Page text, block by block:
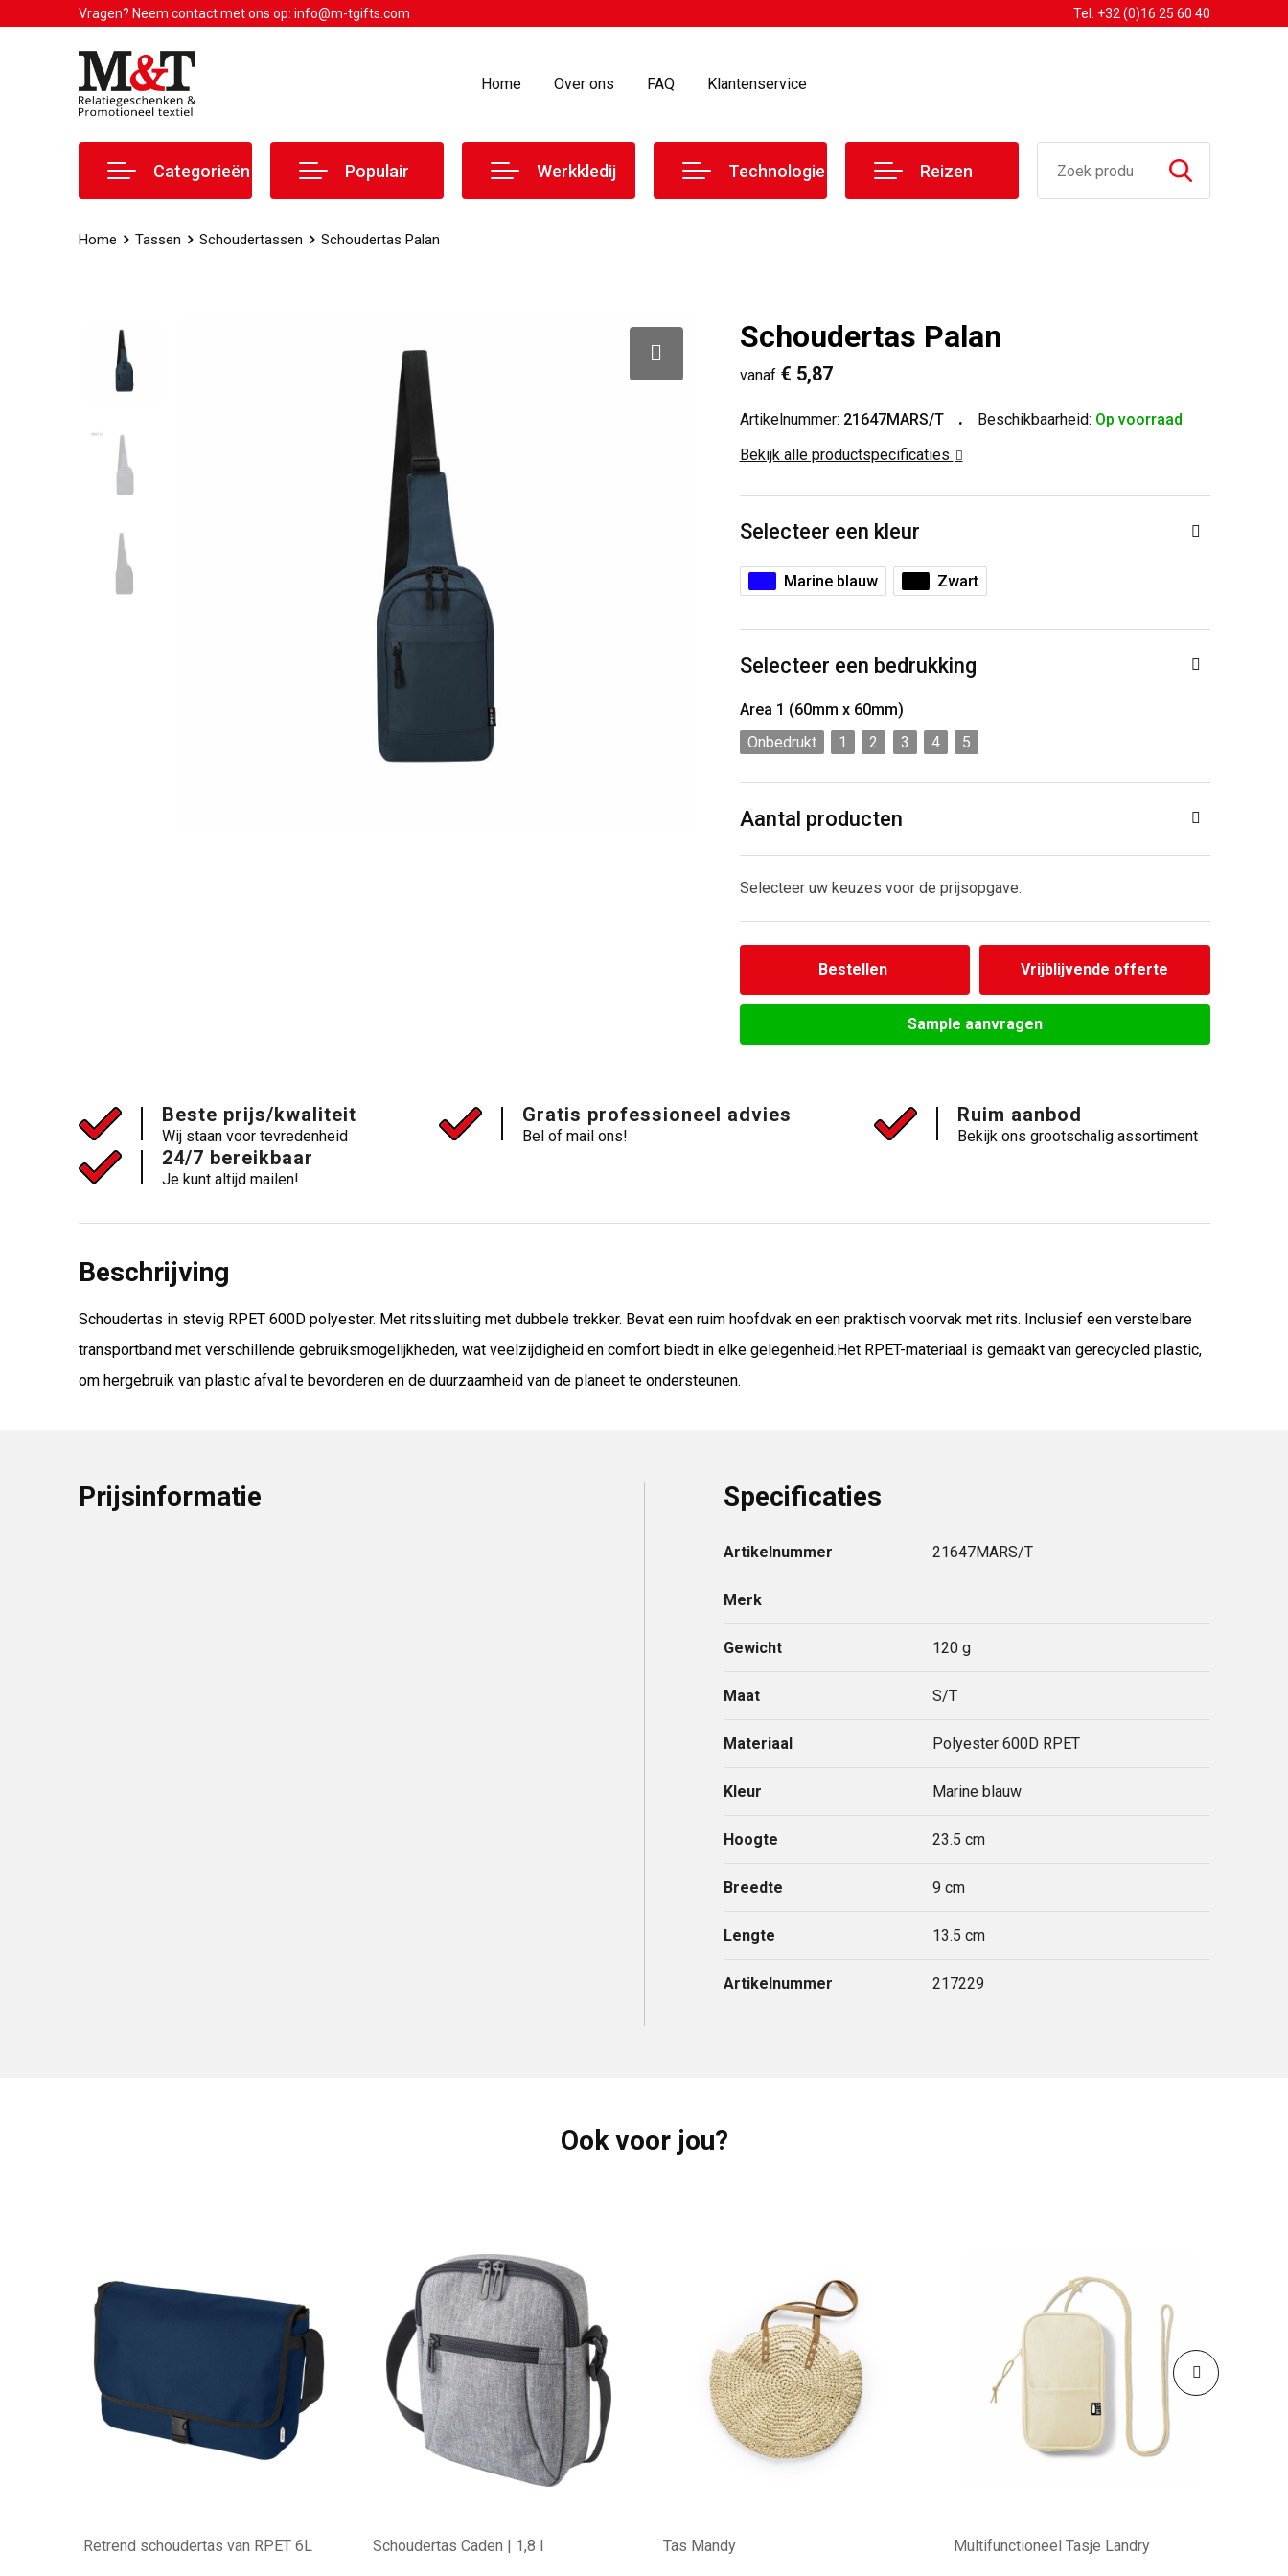
Vragen? Neem contact met ons op: info@m-tgifts.com Tel. +32 (0)16 25 60 40
Home Over ons FAQ Klantenservice
Categorieën Populair Werkkledij Technologie Reizen
Home Tassen Schoudertassen Schoudertas Palan
Schoudertas Palan
vanaf € 5,87
Artikelnummer: 21647MARS/T Beschikbaarheid: Op voorraad
Bekijk alle productspecificaties
Selecteer een kleur
Marine blauw Zwart
Selecteer een bedrukking
Area 1 (60mm x 60mm)
Onbedrukt
1 2 3 4 5
Aantal producten
Selecteer uw keuzes voor de prijsopgave.
Bestellen Vrijblijvende offerte
Sample aanvragen
Beste prijs/kwaliteit
Wij staan voor tevredenheid
Gratis professioneel advies
Bel of mail ons!
Ruim aanbod
Bekijk ons grootschalig assortiment
24/7 bereikbaar
Je kunt altijd mailen!
Beschrijving
Schoudertas in stevig RPET 600D polyester. Met ritssluiting met dubbele trekker. Bevat een ruim hoofdvak en een praktisch voorvak met rits. Inclusief een verstelbare
transportband met verschillende gebruiksmogelijkheden, wat veelzijdigheid en comfort biedt in elke gelegenheid.Het RPET-materiaal is gemaakt van gerecycled plastic,
om hergebruik van plastic afval te bevorderen en de duurzaamheid van de planeet te ondersteunen.
Prijsinformatie Specificaties
Artikelnummer 21647MARS/T
Merk
Gewicht 120 g
Maat S/T
Materiaal Polyester 600D RPET
Kleur Marine blauw
Hoogte 23.5 cm
Breedte 9 cm
Lengte 13.5 cm
Artikelnummer 217229
Ook voor jou?
Retrend schoudertas van RPET 6L Schoudertas Caden | 1,8 l Tas Mandy Multifunctioneel Tasje Landry